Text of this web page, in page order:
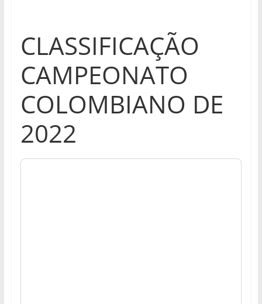
CLASSIFICAÇÃO
CAMPEONATO
COLOMBIANO DE
2022